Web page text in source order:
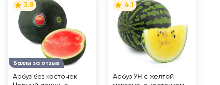
Баллы за отзыв
3.8
Арбуз без косточек
4.1
Арбуз УН с желтой